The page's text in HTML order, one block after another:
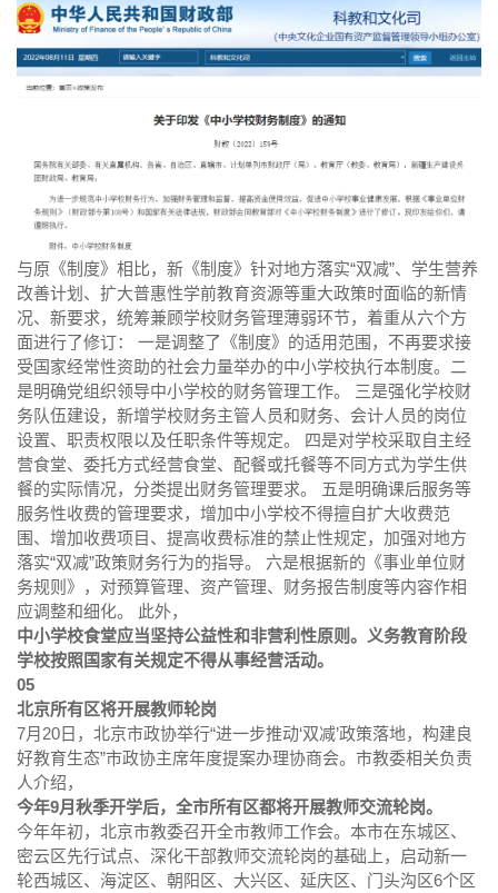
与原《制度》相比，新《制度》针对地方落实“双减”、学生营养
改善计划、扩大普惠性学前教育资源等重大政策时面临的新情
况、新要求，统筹兼顾学校财务管理薄弱环节，着重从六个方
面进行了修订： 一是调整了《制度》的适用范围，不再要求接
受国家经常性资助的社会力量举办的中小学校执行本制度。二
是明确党组织领导中小学校的财务管理工作。 三是强化学校财
务队伍建设，新增学校财务主管人员和财务、会计人员的岗位
设置、职责权限以及任职条件等规定。 四是对学校采取自主经
营食堂、委托方式经营食堂、配餐或托餐等不同方式为学生供
餐的实际情况，分类提出财务管理要求。 五是明确课后服务等
服务性收费的管理要求，增加中小学校不得擅自扩大收费范
围、增加收费项目、提高收费标准的禁止性规定，加强对地方
落实“双减”政策财务行为的指导。 六是根据新的《事业单位财
务规则》，对预算管理、资产管理、财务报告制度等内容作相
应调整和细化。 此外，
中小学校食堂应当坚持公益性和非营利性原则。义务教育阶段
学校按照国家有关规定不得从事经营活动。
05
北京所有区将开展教师轮岗
7月20日，北京市政协举行“进一步推动‘双减’政策落地，构建良
好教育生态”市政协主席年度提案办理协商会。市教委相关负责
人介绍，
今年9月秋季开学后，全市所有区都将开展教师交流轮岗。
今年年初，北京市教委召开全市教师工作会。本市在东城区、
密云区先行试点、深化干部教师交流轮岗的基础上，启动新一
轮西城区、海淀区、朝阳区、大兴区、延庆区、门头沟区6个区